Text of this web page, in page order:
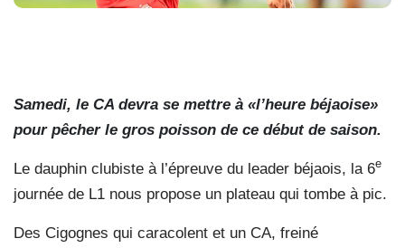
Samedi, le CA devra se mettre à «l’heure béjaoise»
pour pêcher le gros poisson de ce début de saison.
Le dauphin clubiste à l’épreuve du leader béjaois, la 6e
journée de L1 nous propose un plateau qui tombe à pic.
Des Cigognes qui caracolent et un CA, freiné